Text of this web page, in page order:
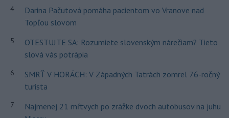
4
Darina Pačutová pomáha pacientom vo Vranove nad
Topľou slovom
5
OTESTUJTE SA: Rozumiete slovenským nárečiam? Tieto
slová vás potrápia
6
SMRŤ V HORÁCH: V Západných Tatrách zomrel 76-ročný
turista
7
Najmenej 21 mŕtvych po zrážke dvoch autobusov na juhu